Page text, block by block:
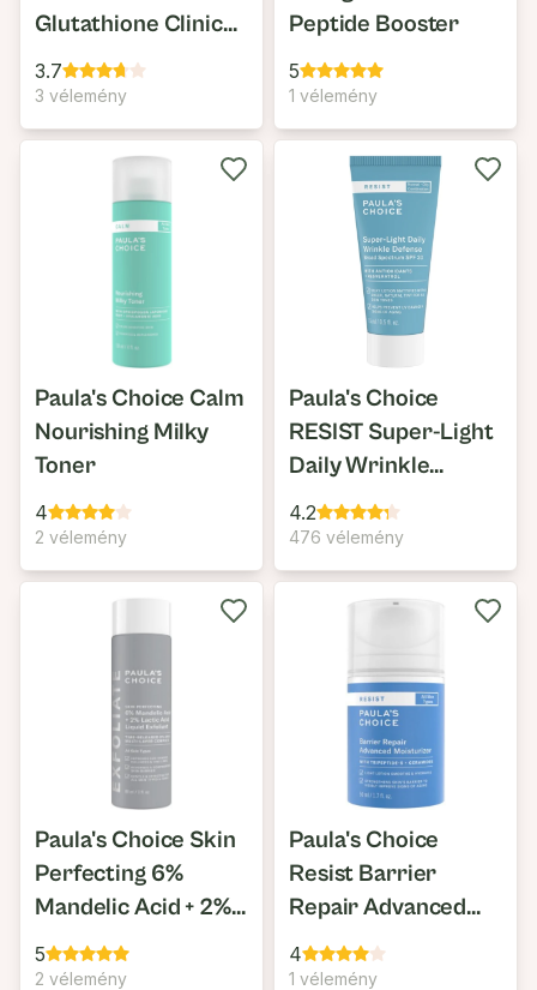
Glutathione Clinical
Serum
3.7
3 vélemény
Peptide Booster
5
1 vélemény
Paula's Choice Calm
Nourishing Milky
Toner
4
2 vélemény
Paula's Choice
RESIST Super-Light
Daily Wrinkle
Defense SPF30
4.2
476 vélemény
Paula's Choice Skin
Perfecting 6%
Mandelic Acid + 2%
Lactic Acid Liquid
Exfoliant
5
2 vélemény
Paula's Choice
Resist Barrier
Repair Advanced
Moisturizer
4
1 vélemény